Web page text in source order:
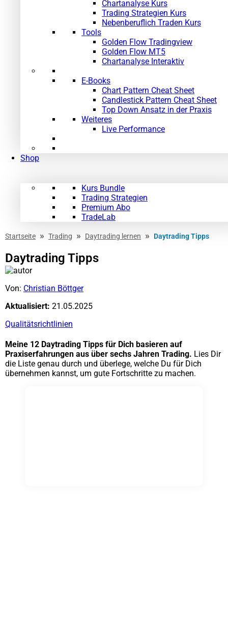
Chartanalyse Kurs
Trading Strategien Kurs
Nebenberuflich Traden Kurs
Tools
Golden Flow Tradingview
Golden Flow MT5
Chartanalyse Interaktiv
E-Books
Chart Pattern Cheat Sheet
Candlestick Pattern Cheat Sheet
Top Down Ansatz in der Praxis
Weiteres
Live Performance
Shop
Kurs Bundle
Trading Strategien
Premium Abo
TradeLab
Startseite » Trading » Daytrading lernen » Daytrading Tipps
Daytrading Tipps
Von: Christian Böttger
Aktualisiert: 21.05.2025
Qualitätsrichtlinien
Meine 12 Daytrading Tipps für Dich basieren auf
Praxiserfahrungen aus über sechs Jahren Trading. Lies Dir
die Liste genau durch und überlege, welche Du für Dich
übernehmen kannst, um gute Fortschritte zu machen.